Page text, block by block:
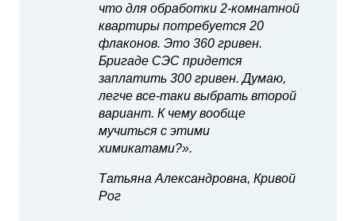
что для обработки 2-комнатной
квартиры потребуется 20
флаконов. Это 360 гривен.
Бригаде СЭС придется
заплатить 300 гривен. Думаю,
легче все-таки выбрать второй
вариант. К чему вообще
мучиться с этими
химикатами?».
Татьяна Александровна, Кривой
Рог